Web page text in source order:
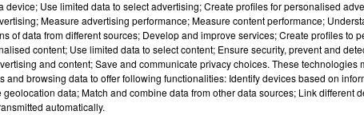
image:Pixabay
de perdre du poids. Pour en arriver à ce constat, des
ont mené une étude réalisée sur plus de 2000 participants.
glucides le temps de l’expérience. Ils ont mangé trois plats de
device; Use limited data to select advertising; Create profiles for personalised
Measure advertising performance; Measure content performance;
of data from different sources; Develop and improve services; Create profiles to
content; Use limited data to select content; Ensure security, prevent and
and content; Save and communicate privacy choices. These technologies
and browsing data to offer following functionalities: Identify devices based on
data; Match and combine data from other data sources; Link different
automatically.